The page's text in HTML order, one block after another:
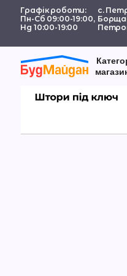
Графік роботи:
Пн-Сб 09:00-19:00,
Нд 10:00-19:00
с.